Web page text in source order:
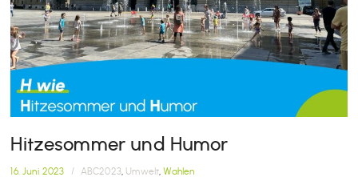
Hitzesommer und Humor
16. Juni 2023 / ABC2023, Umwelt ,Wahlen